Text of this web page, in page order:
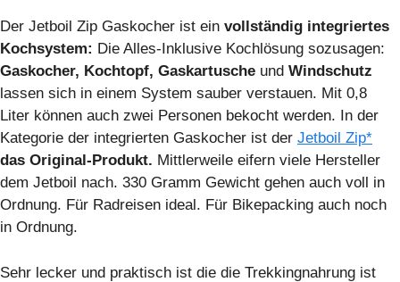
Der Jetboil Zip Gaskocher ist ein vollständig integriertes
Kochsystem: Die Alles-Inklusive Kochlösung sozusagen:
Gaskocher, Kochtopf, Gaskartusche und Windschutz
lassen sich in einem System sauber verstauen. Mit 0,8
Liter können auch zwei Personen bekocht werden. In der
Kategorie der integrierten Gaskocher ist der Jetboil Zip*
das Original-Produkt. Mittlerweile eifern viele Hersteller
dem Jetboil nach. 330 Gramm Gewicht gehen auch voll in
Ordnung. Für Radreisen ideal. Für Bikepacking auch noch
in Ordnung.
Sehr lecker und praktisch ist die die Trekkingnahrung ist